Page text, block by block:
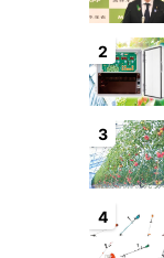
2
3
4